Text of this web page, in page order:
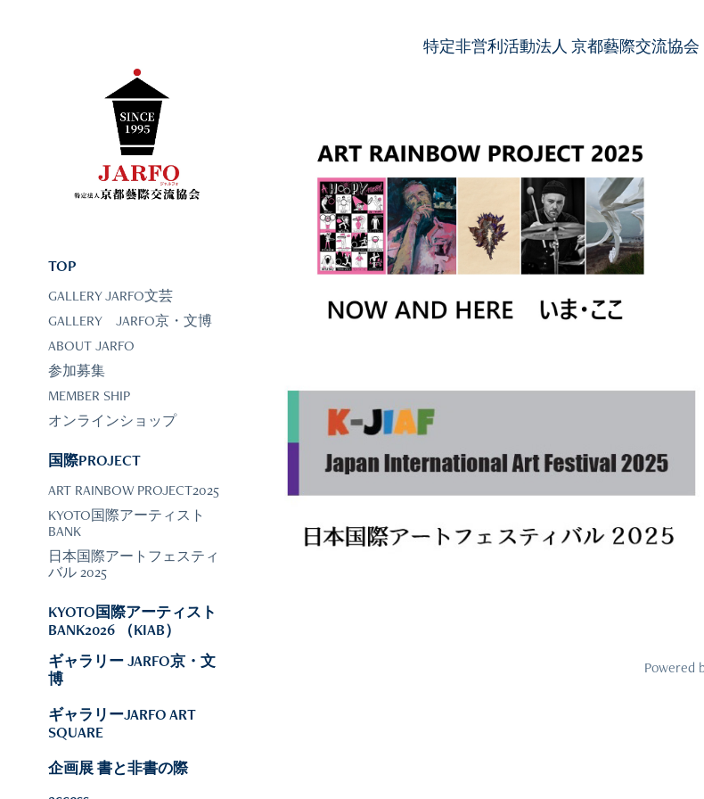
TOP
GALLERY JARFO文芸
GALLERY JARFO京・文博
ABOUT JARFO
参加募集
MEMBER SHIP
オンラインショップ
国際PROJECT
ART RAINBOW PROJECT2025
KYOTO国際アーティスト
BANK
日本国際アートフェスティ
バル 2025
KYOTO国際アーティスト
BANK2026 （KIAB）
ギャラリー JARFO京・文
博
ギャラリーJARFO ART
SQUARE
企画展 書と非書の際
特定非営利活動法人 京都藝際交流協会
2025
ART RAINBOW PROJECT2025
2025
日本国際アートフェスティバル 2025
Powered